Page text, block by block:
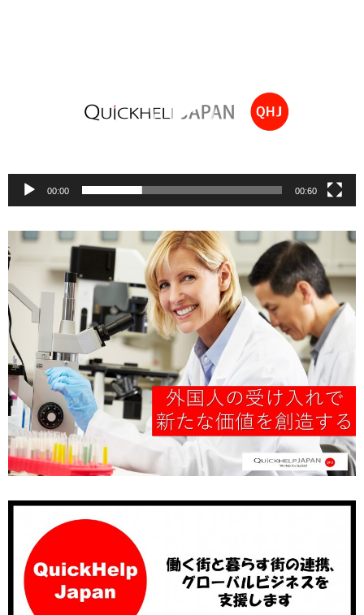
00:00 00:60